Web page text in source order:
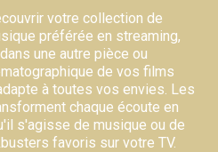
votre collection de
préférée en streaming,
une autre pièce ou
de vos films
à toutes vos envies. Les
chaque écoute en
s'agisse de musique ou de
favoris sur votre TV.